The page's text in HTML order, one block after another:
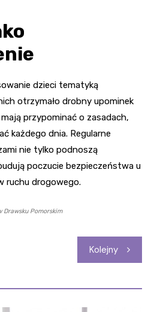
dzieci tematyką
otrzymało drobny upominek
przypominać o zasadach,
każdego dnia. Regularne
nie tylko podnoszą
poczucie bezpieczeństwa u
ruchu drogowego.
Drawsku Pomorskim
Kolejny